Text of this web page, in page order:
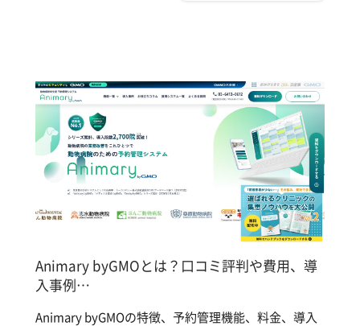
Animary byGMOとは？口コミ評判や費用、導
入事例…
Animary byGMOの特徴、予約管理機能、料金、導入